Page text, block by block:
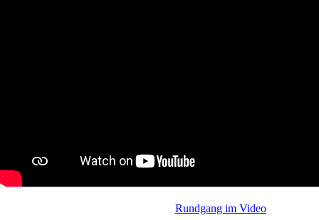
Rundgang im Video